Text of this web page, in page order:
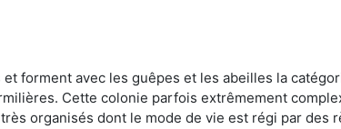
forment avec les guêpes et les abeilles la
Cette colonie parfois extrêmement
organisés dont le mode de vie est régi par des